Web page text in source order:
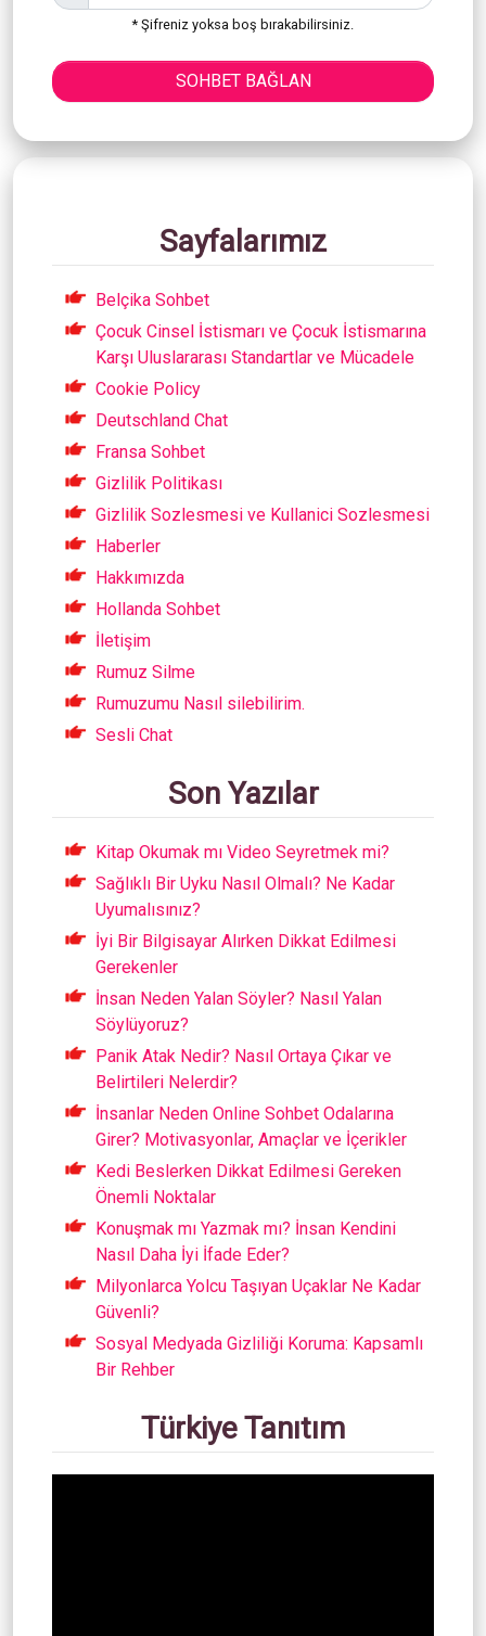
* Şifreniz yoksa boş bırakabilirsiniz.
SOHBET BAĞLAN
Sayfalarımız
Belçika Sohbet
Çocuk Cinsel İstismarı ve Çocuk İstismarına
Karşı Uluslararası Standartlar ve Mücadele
Cookie Policy
Deutschland Chat
Fransa Sohbet
Gizlilik Politikası
Gizlilik Sozlesmesi ve Kullanici Sozlesmesi
Haberler
Hakkımızda
Hollanda Sohbet
İletişim
Rumuz Silme
Rumuzumu Nasıl silebilirim.
Sesli Chat
Son Yazılar
Kitap Okumak mı Video Seyretmek mi?
Sağlıklı Bir Uyku Nasıl Olmalı? Ne Kadar
Uyumalısınız?
İyi Bir Bilgisayar Alırken Dikkat Edilmesi
Gerekenler
İnsan Neden Yalan Söyler? Nasıl Yalan
Söylüyoruz?
Panik Atak Nedir? Nasıl Ortaya Çıkar ve
Belirtileri Nelerdir?
İnsanlar Neden Online Sohbet Odalarına
Girer? Motivasyonlar, Amaçlar ve İçerikler
Kedi Beslerken Dikkat Edilmesi Gereken
Önemli Noktalar
Konuşmak mı Yazmak mı? İnsan Kendini
Nasıl Daha İyi İfade Eder?
Milyonlarca Yolcu Taşıyan Uçaklar Ne Kadar
Güvenli?
Sosyal Medyada Gizliliği Koruma: Kapsamlı
Bir Rehber
Türkiye Tanıtım